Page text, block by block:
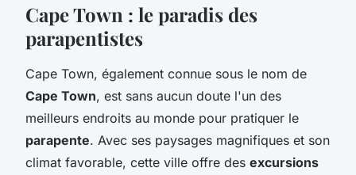
Cape Town : le paradis des
parapentistes
Cape Town, également connue sous le nom de
Cape Town, est sans aucun doute l'un des
meilleurs endroits au monde pour pratiquer le
parapente. Avec ses paysages magnifiques et son
climat favorable, cette ville offre des excursions